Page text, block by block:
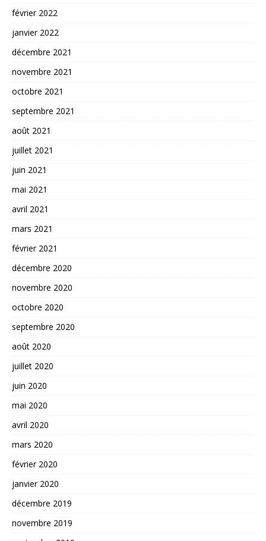
février 2022
janvier 2022
décembre 2021
novembre 2021
octobre 2021
septembre 2021
août 2021
juillet 2021
juin 2021
mai 2021
avril 2021
mars 2021
février 2021
décembre 2020
novembre 2020
octobre 2020
septembre 2020
août 2020
juillet 2020
juin 2020
mai 2020
avril 2020
mars 2020
février 2020
janvier 2020
décembre 2019
novembre 2019